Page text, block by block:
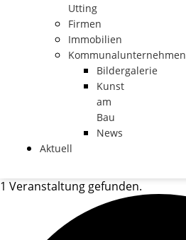
Utting
Firmen
Immobilien
Kommunalunternehmen
Bildergalerie
Kunst
am
Bau
News
Aktuell
1 Veranstaltung gefunden.